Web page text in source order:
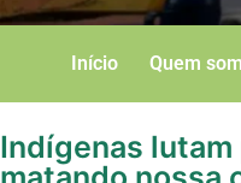
Início Quem
Indígenas lutam